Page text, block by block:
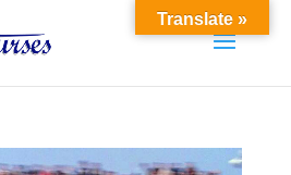
Translate »